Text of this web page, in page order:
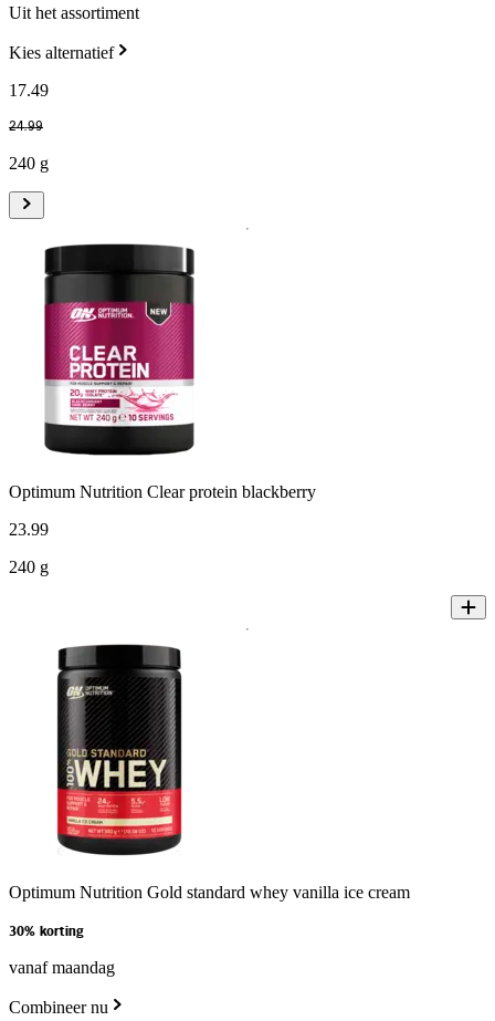
Uit het assortiment
Kies alternatief
17.49
24.99
240 g
Optimum Nutrition Clear protein blackberry
23.99
240 g
Optimum Nutrition Gold standard whey vanilla ice cream
30% korting
vanaf maandag
Combineer nu